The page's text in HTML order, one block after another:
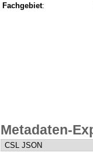
Fachgebiet:
Metadaten-